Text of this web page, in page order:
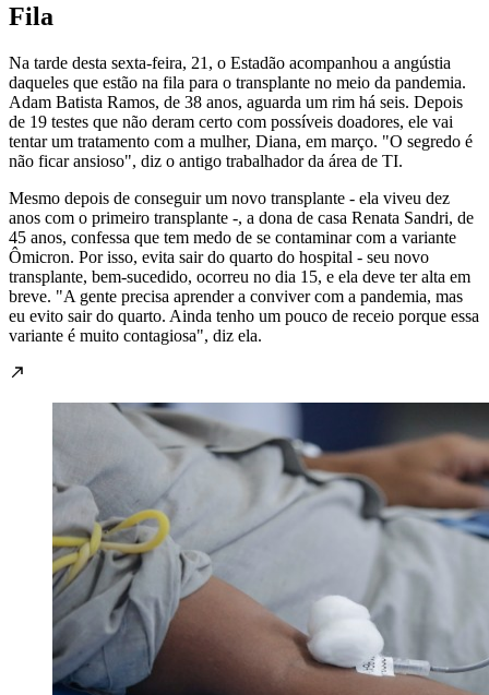
Fila
Na tarde desta sexta-feira, 21, o Estadão acompanhou a angústia
daqueles que estão na fila para o transplante no meio da pandemia.
Adam Batista Ramos, de 38 anos, aguarda um rim há seis. Depois
de 19 testes que não deram certo com possíveis doadores, ele vai
tentar um tratamento com a mulher, Diana, em março. "O segredo é
não ficar ansioso", diz o antigo trabalhador da área de TI.
Mesmo depois de conseguir um novo transplante - ela viveu dez
anos com o primeiro transplante -, a dona de casa Renata Sandri, de
45 anos, confessa que tem medo de se contaminar com a variante
Ômicron. Por isso, evita sair do quarto do hospital - seu novo
transplante, bem-sucedido, ocorreu no dia 15, e ela deve ter alta em
breve. "A gente precisa aprender a conviver com a pandemia, mas
eu evito sair do quarto. Ainda tenho um pouco de receio porque essa
variante é muito contagiosa", diz ela.